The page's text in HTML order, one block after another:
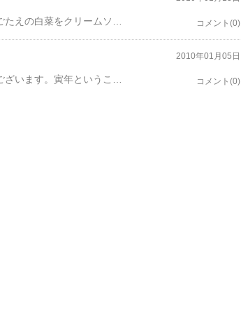
コメント(0)
2010年01月05日
コメント(0)